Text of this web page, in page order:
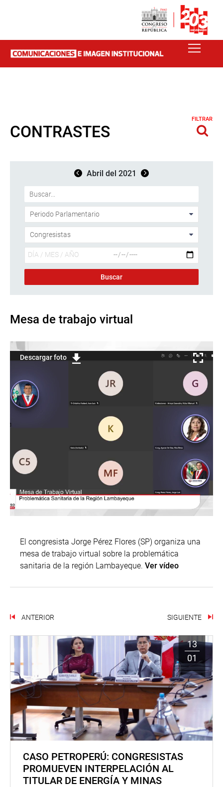
CONTRASTES
FILTRAR
Abril del 2021
Mesa de trabajo virtual
Descargar foto
El congresista Jorge Pérez Flores (SP) organiza una
mesa de trabajo virtual sobre la problemática
sanitaria de la región Lambayeque. Ver vídeo
ANTERIOR SIGUIENTE
13
01
CASO PETROPERÚ: CONGRESISTAS
PROMUEVEN INTERPELACIÓN AL
TITULAR DE ENERGÍA Y MINAS